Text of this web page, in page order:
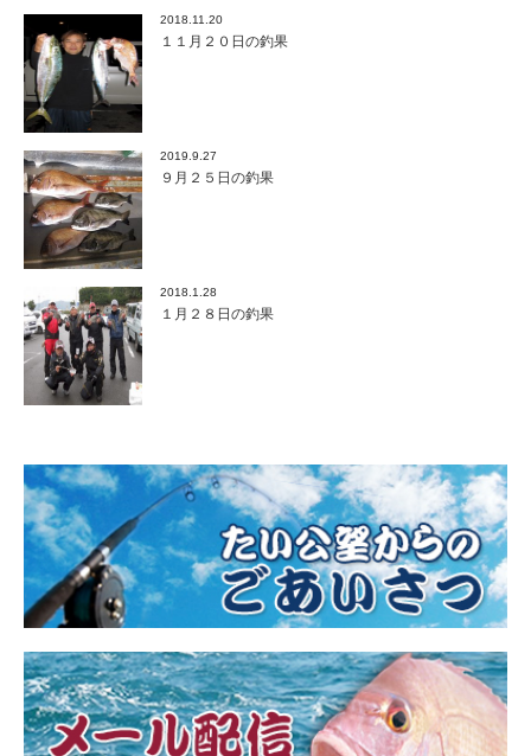
2018.11.20
１１月２０日の釣果
2019.9.27
９月２５日の釣果
2018.1.28
１月２８日の釣果